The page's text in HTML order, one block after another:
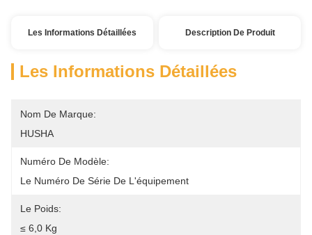
Les Informations Détaillées Description De Produit
Les Informations Détaillées
Nom De Marque:
HUSHA
Numéro De Modèle:
Le Numéro De Série De L'équipement
Le Poids:
≤ 6,0 Kg